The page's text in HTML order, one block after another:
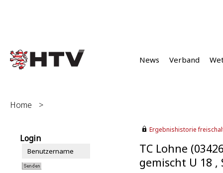
News Verband
Home >
Login
Ergebnishistorie
TC Lohne
gemischt U 18 ,